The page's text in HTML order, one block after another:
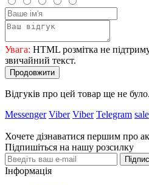
Увага: HTML розмітка не
звичайний текст.
Продовжити
Відгуків про цей товар ще не було.
Messenger Viber Viber Telegram
Хочете дізнаватися першим про
Підпишіться на нашу розсилку
Інформація